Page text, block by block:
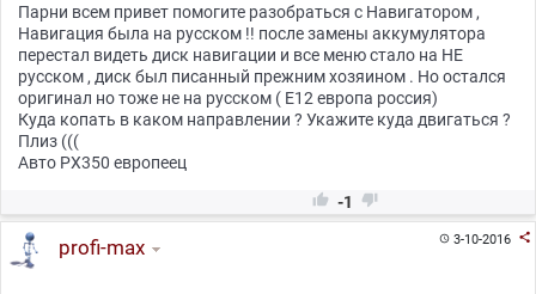
Парни всем привет помогите разобраться с Навигатором ,
Навигация была на русском !! после замены аккумулятора
перестал видеть диск навигации и все меню стало на НЕ
русском , диск был писанный прежним хозяином . Но остался
оригинал но тоже не на русском ( Е12 европа россия)
Куда копать в каком направлении ? Укажите куда двигаться ?
Плиз (((
Авто РХ350 европеец
 -1 
3-10-2016 
profi-max